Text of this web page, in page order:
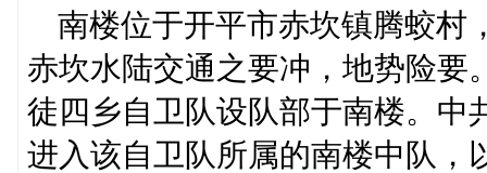
南楼位于开平市赤坎镇腾蛟村
赤坎水陆交通之要冲，地势险要
徒四乡自卫队设队部于南楼。中
进入该自卫队所属的南楼中队，